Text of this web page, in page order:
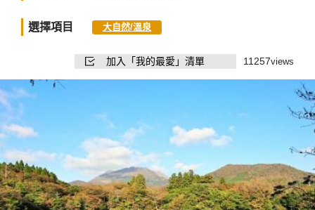
選擇項目 大自然/溫泉
加入「我的最愛」清單 11257views